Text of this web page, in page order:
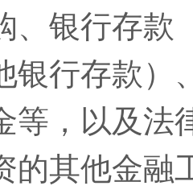
、银行存款
银行存款）
等，以及法
的其他金融